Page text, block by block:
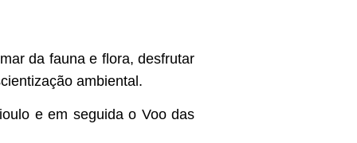
da fauna e flora, desfrutar
ambiental.
e em seguida o Voo das